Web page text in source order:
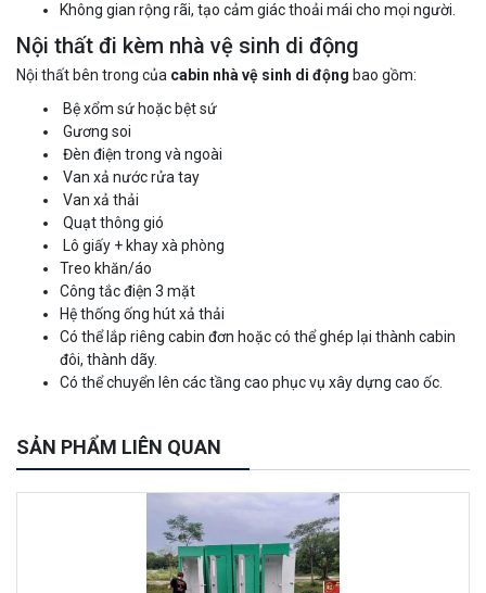
Không gian rộng rãi, tạo cảm giác thoải mái cho mọi người.
Nội thất đi kèm nhà vệ sinh di động
Nội thất bên trong của cabin nhà vệ sinh di động bao gồm:
Bệ xổm sứ hoặc bệt sứ
Gương soi
Đèn điện trong và ngoài
Van xả nước rửa tay
Van xả thải
Quạt thông gió
Lô giấy + khay xà phòng
Treo khăn/áo
Công tắc điện 3 mặt
Hệ thống ống hút xả thải
Có thể lắp riêng cabin đơn hoặc có thể ghép lại thành cabin
đôi, thành dãy.
Có thể chuyển lên các tầng cao phục vụ xây dựng cao ốc.
SẢN PHẨM LIÊN QUAN